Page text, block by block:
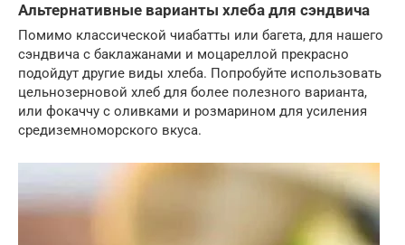
Альтернативные варианты хлеба для сэндвича
Помимо классической чиабатты или багета, для нашего
сэндвича с баклажанами и моцареллой прекрасно
подойдут другие виды хлеба. Попробуйте использовать
цельнозерновой хлеб для более полезного варианта,
или фокаччу с оливками и розмарином для усиления
средиземноморского вкуса.